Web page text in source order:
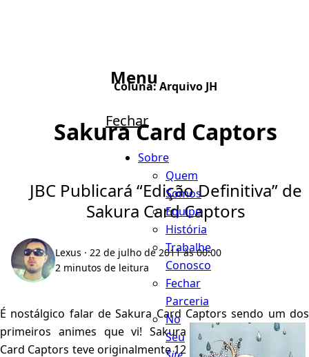
Menu
Fechar
Sobre
Quem
Somos
Equipe
História
Trabalhe
Conosco
Fechar
Parceria
No
Seu
Coluna:Arquivo JH
Sakura Card Captors
JBC Publicará “Edição Definitiva” de
Sakura Card Captors
Lexus · 22 de julho de 2011 às 00:00
2 minutos de leitura
É nostálgico falar de Sakura Card Captors sendo um dos
primeiros animes quevi! Sakura
Card Captors teve originalmente 12